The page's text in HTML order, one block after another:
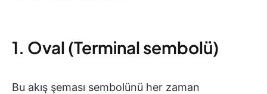
1. Oval (Terminal sembolü)
Bu akış şeması sembolünü her zaman